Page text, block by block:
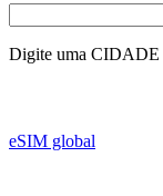
Digite uma CIDADE
eSIM global